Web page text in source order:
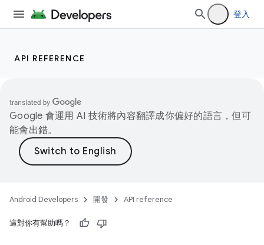
登入
API REFERENCE
Google 會運用 AI 技術將內容翻譯成你偏好的語言，但可
能會出錯。
Android Developers 開發 API reference
這對你有幫助嗎？